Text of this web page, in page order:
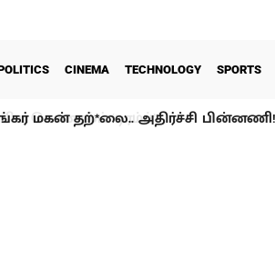
CINEMA TECHNOLOGY SPORTS
மகன் தற்*லை.. அதிர்ச்சி பின்னணி!